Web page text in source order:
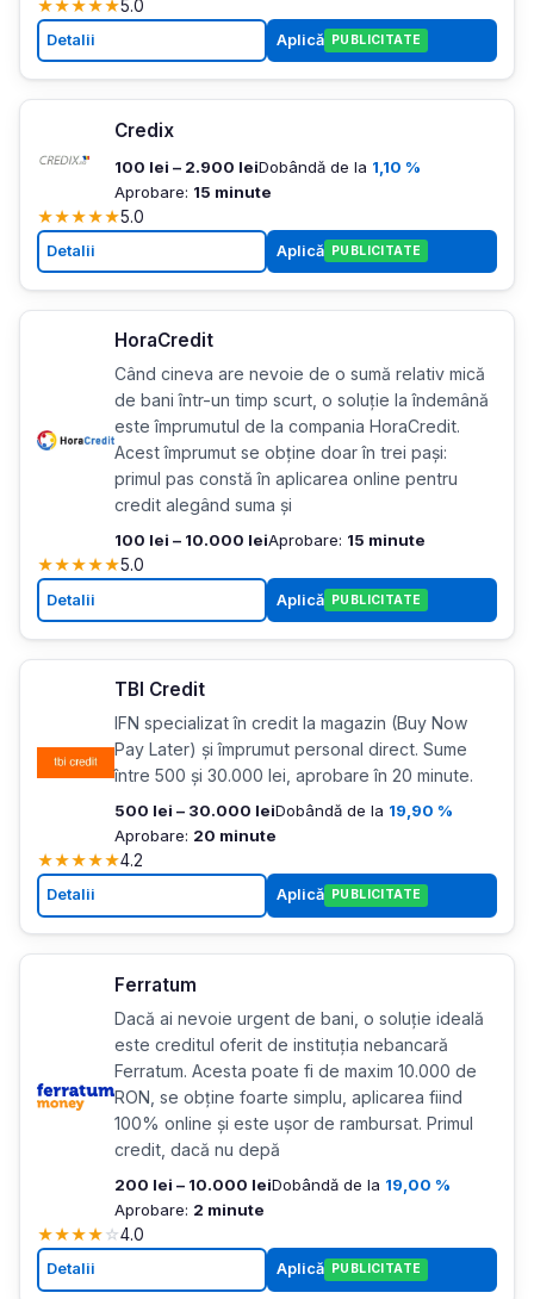
★★★★★5.0
Detalii Aplică PUBLICITATE
Credix
100 lei – 2.900 leiDobândă de la 1,10 %
Aprobare: 15 minute
★★★★★5.0
Detalii Aplică PUBLICITATE
HoraCredit
Când cineva are nevoie de o sumă relativ mică
de bani într-un timp scurt, o soluție la îndemână
este împrumutul de la compania HoraCredit.
Acest împrumut se obține doar în trei pași:
primul pas constă în aplicarea online pentru
credit alegând suma și
100 lei – 10.000 leiAprobare: 15 minute
★★★★★5.0
Detalii Aplică PUBLICITATE
TBI Credit
IFN specializat în credit la magazin (Buy Now
Pay Later) și împrumut personal direct. Sume
între 500 și 30.000 lei, aprobare în 20 minute.
500 lei – 30.000 leiDobândă de la 19,90 %
Aprobare: 20 minute
★★★★★4.2
Detalii Aplică PUBLICITATE
Ferratum
Dacă ai nevoie urgent de bani, o soluție ideală
este creditul oferit de instituția nebancară
Ferratum. Acesta poate fi de maxim 10.000 de
RON, se obține foarte simplu, aplicarea fiind
100% online și este ușor de rambursat. Primul
credit, dacă nu depă
200 lei – 10.000 leiDobândă de la 19,00 %
Aprobare: 2 minute
★★★★☆4.0
Detalii Aplică PUBLICITATE